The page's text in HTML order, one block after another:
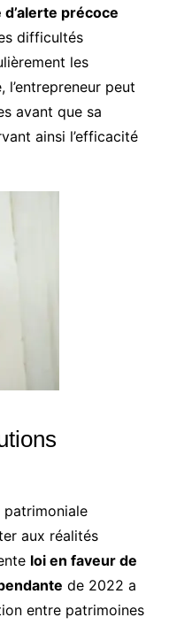
précoce
difficultés
les
peut
avant que sa
ainsi l’efficacité
aux réalités
loi en faveur de
de 2022 a
entre patrimoines